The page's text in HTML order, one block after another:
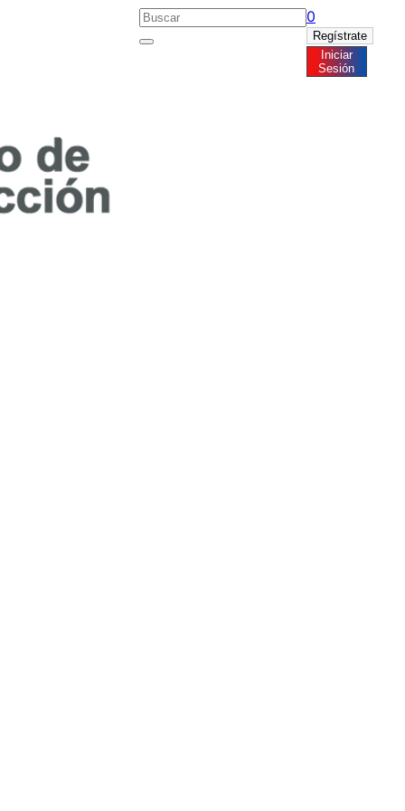
0
Regístrate
Iniciar
Sesión